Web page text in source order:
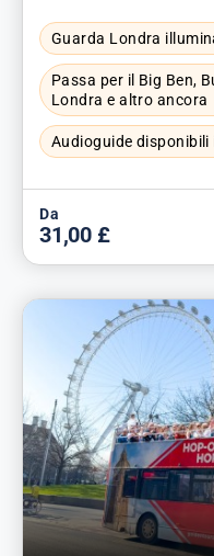
Guarda Londra
Passa per il Big Ben,
Londra e altro ancora
Audioguide disponibili
Da
31,00 £